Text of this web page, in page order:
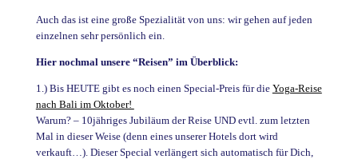
Auch das ist eine große Spezialität von uns: wir gehen auf jeden
einzelnen sehr persönlich ein.
Hier nochmal unsere “Reisen” im Überblick:
1.) Bis HEUTE gibt es noch einen Special-Preis für die Yoga-Reise
nach Bali im Oktober!
Warum? – 10jähriges Jubiläum der Reise UND evtl. zum letzten
Mal in dieser Weise (denn eines unserer Hotels dort wird
verkauft…). Dieser Special verlängert sich automatisch für Dich,